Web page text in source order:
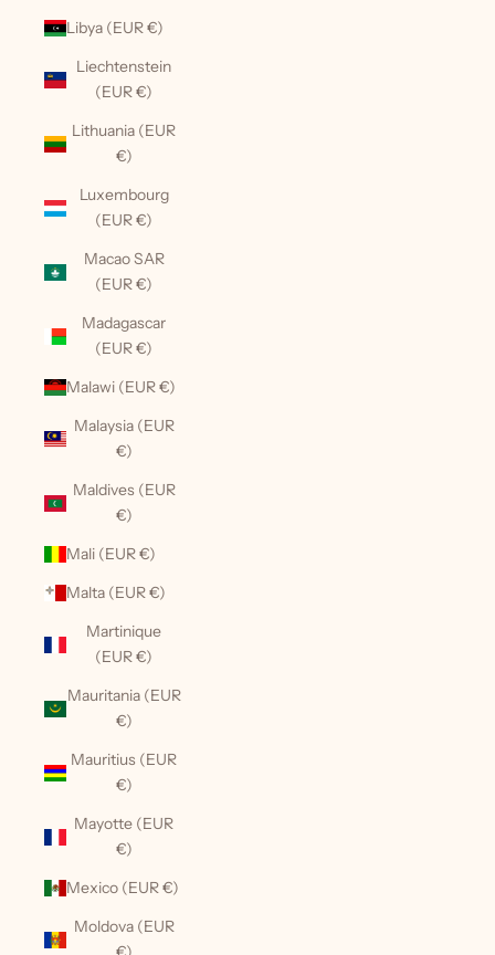
Libya (EUR €)
Liechtenstein
(EUR €)
Lithuania (EUR
€)
Luxembourg
(EUR €)
Macao SAR
(EUR €)
Madagascar
(EUR €)
Malawi (EUR €)
Malaysia (EUR
€)
Maldives (EUR
€)
Mali (EUR €)
Malta (EUR €)
Martinique
(EUR €)
Mauritania (EUR
€)
Mauritius (EUR
€)
Mayotte (EUR
€)
Mexico (EUR €)
Moldova (EUR